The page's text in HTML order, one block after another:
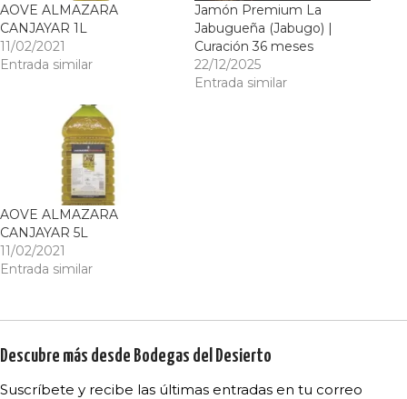
AOVE ALMAZARA
CANJAYAR 1L
11/02/2021
Entrada similar
Jamón Premium La
Jabugueña (Jabugo) |
Curación 36 meses
22/12/2025
Entrada similar
AOVE ALMAZARA
CANJAYAR 5L
11/02/2021
Entrada similar
Descubre más desde Bodegas del Desierto
Suscríbete y recibe las últimas entradas en tu correo